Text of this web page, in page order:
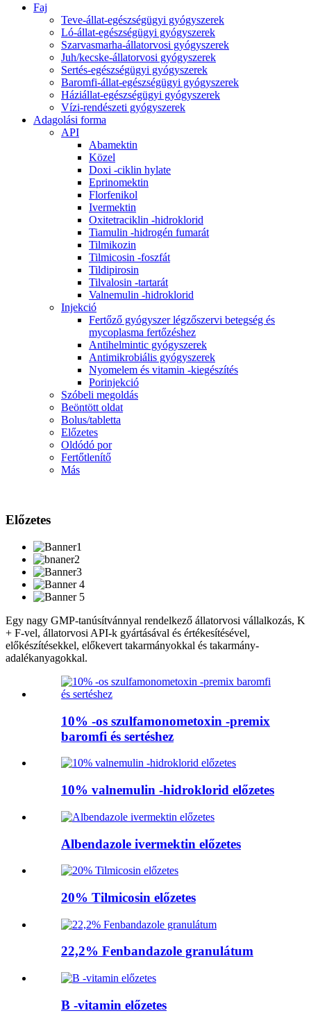
Faj
Teve-állat-egészségügyi gyógyszerek
Ló-állat-egészségügyi gyógyszerek
Szarvasmarha-állatorvosi gyógyszerek
Juh/kecske-állatorvosi gyógyszerek
Sertés-egészségügyi gyógyszerek
Baromfi-állat-egészségügyi gyógyszerek
Háziállat-egészségügyi gyógyszerek
Vízi-rendészeti gyógyszerek
Adagolási forma
API
Abamektin
Közel
Doxi -ciklin hylate
Eprinomektin
Florfenikol
Ivermektin
Oxitetraciklin -hidroklorid
Tiamulin -hidrogén fumarát
Tilmikozin
Tilmicosin -foszfát
Tildipirosin
Tilvalosin -tartarát
Valnemulin -hidroklorid
Injekció
Fertőző gyógyszer légzőszervi betegség és
mycoplasma fertőzéshez
Antihelmintic gyógyszerek
Antimikrobiális gyógyszerek
Nyomelem és vitamin -kiegészítés
Porinjekció
Szóbeli megoldás
Beöntött oldat
Bolus/tabletta
Előzetes
Oldódó por
Fertőtlenítő
Más
Előzetes
Egy nagy GMP-tanúsítvánnyal rendelkező állatorvosi vállalkozás, K
+ F-vel, állatorvosi API-k gyártásával és értékesítésével,
előkészítésekkel, előkevert takarmányokkal és takarmány-
adalékanyagokkal.
10% -os szulfamonometoxin -premix
baromfi és sertéshez
10% valnemulin -hidroklorid előzetes
Albendazole ivermektin előzetes
20% Tilmicosin előzetes
22,2% Fenbandazole granulátum
B -vitamin előzetes